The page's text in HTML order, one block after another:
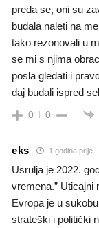
preda se, oni su
budala naleti na
tako rezonovali u
se mi s njima
posla gledati i
daj budali ispred
0 0
eks 1 godina prije
Usrulja je 2022.
vremena.” Uticajni
Evropa je u
strateški i politički